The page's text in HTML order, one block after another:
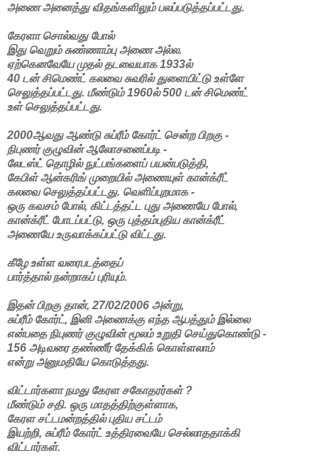
அணை அனைத்து விதங்களிலும் பலப்படுத்தப்பட்டது.
கேரளா சொல்வது போல்
இது வெறும் சுண்ணாம்பு அணை அல்ல.
ஏற்கெனவேயே முதல் தடவையாக 1933ல்
40 டன் சிமெண்ட் கலவை சுவரில் துளையிட்டு உள்ளே
செலுத்தப்பட்டது. மீண்டும் 1960ல் 500 டன் சிமெண்ட்
உள் செலுத்தப்பட்டது.
2000ஆவது ஆண்டு சுப்ரீம் கோர்ட் சென்ற பிறகு -
நிபுணர் குழுவின் ஆலோசனைப்படி -
லேடஸ்ட் தொழில் நுட்பங்களைப் பயன்படுத்தி,
கேபிள் ஆன்கரிங் முறையில் அணையுள் கான்க்ரீட்
கலவை செலுத்தப்பட்டது. வெளிப்புறமாக -
ஒரு கவசம் போல், கிட்டத்தட்ட புது அணையே போல்,
கான்க்ரீட் போடப்பட்டு, ஒரு புத்தம்புதிய கான்க்ரீட்
அணையே உருவாக்கப்பட்டு விட்டது.
கீழே உள்ள வரைபடத்தைப்
பார்த்தால் நன்றாகப் புரியும்.
இதன் பிறகு தான், 27/02/2006 அன்று,
சுப்ரீம் கோர்ட், இனி அணைக்கு எந்த ஆபத்தும் இல்லை
என்பதை நிபுணர் குழுவின் மூலம் உறுதி செய்துகொண்டு -
156 அடிவரை தண்ணீர் தேக்கிக் கொள்ளலாம்
என்று அனுமதியே கொடுத்தது.
விட்டார்களா நமது கேரள சகோதரர்கள் ?
மீண்டும் சதி. ஒரு மாதத்திற்குள்ளாக,
கேரள சட்டமன்றத்தில் புதிய சட்டம்
இயற்றி, சுப்ரீம் கோர்ட் உத்திரவையே செல்லாததாக்கி
விட்டார்கள்.